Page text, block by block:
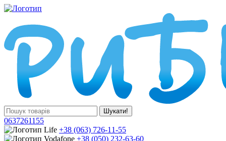
Шукати!
0637261155
+38 (063) 726-11-55
+38 (050) 232-63-60